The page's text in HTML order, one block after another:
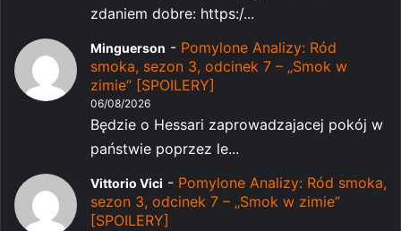
zdaniem dobre: https:/...
Minguerson - Pomylone Analizy: Ród
smoka, sezon 3, odcinek 7 – „Smok w
zimie” [SPOILERY]
06/08/2026
Będzie o Hessari zaprowadzajacej pokój w
państwie poprzez le...
Vittorio Vici - Pomylone Analizy: Ród smoka,
sezon 3, odcinek 7 – „Smok w zimie”
[SPOILERY]